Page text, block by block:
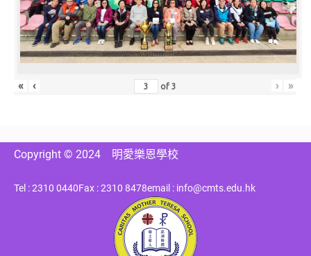
« ‹ of3 › »
Copyright © 2024 明愛樂恩學校
Tel : 2310 0440Fax : 2310 8478email : info@cmts.edu.hk